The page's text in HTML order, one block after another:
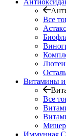
Все
Витамины
Все
Иммунная